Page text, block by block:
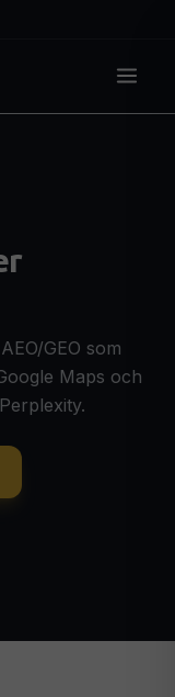
GEO som
Maps och